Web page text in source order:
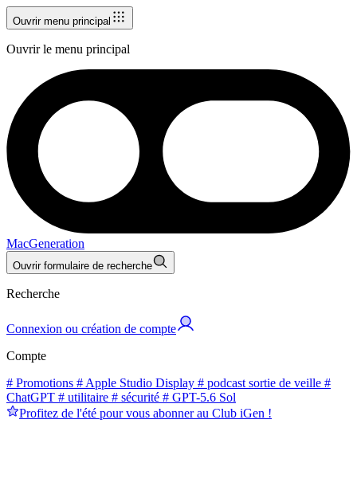
Ouvrir menu principal
Ouvrir le menu principal
MacGeneration
Ouvrir formulaire de recherche
Recherche
Connexion ou création de compte
Compte
# Promotions # Apple Studio Display # podcast sortie de veille #
ChatGPT # utilitaire # sécurité # GPT-5.6 Sol
Profitez de l'été pour vous abonner au Club iGen !